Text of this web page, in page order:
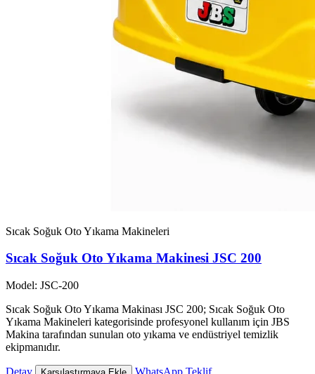
Sıcak Soğuk Oto Yıkama Makineleri
Sıcak Soğuk Oto Yıkama Makinesi JSC 200
Model: JSC-200
Sıcak Soğuk Oto Yıkama Makinası JSC 200; Sıcak Soğuk Oto
Yıkama Makineleri kategorisinde profesyonel kullanım için JBS
Makina tarafından sunulan oto yıkama ve endüstriyel temizlik
ekipmanıdır.
Detay WhatsApp Teklif